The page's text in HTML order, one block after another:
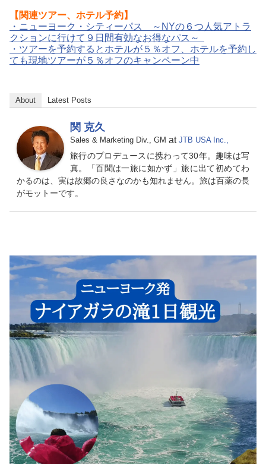
【関連ツアー、ホテル予約】
・ニューヨーク・シティーパス ～NYの６つ人気アトラ
クションに行けて９日間有効なお得なパス～
・ツアーを予約するとホテルが５％オフ、ホテルを予約し
ても現地ツアーが５％オフのキャンペーン中
About Latest Posts
関 克久
Sales & Marketing Div., GM at JTB USA Inc.,
旅行のプロデュースに携わって30年。趣味は写
真。「百聞は一旅に如かず」旅に出て初めてわ
かるのは、実は故郷の良さなのかも知れません。旅は百薬の長
がモットーです。